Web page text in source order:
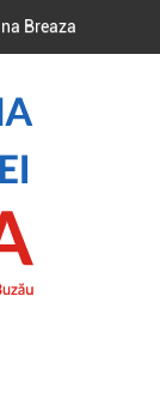
Breaza